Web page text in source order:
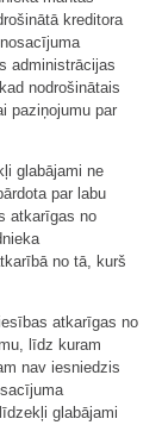
kreditora
administrācijas
nodrošinātais
paziņojumu par
glabājami ne
par labu
atkarīgas no
no tā, kurš
atkarīgas no
līdz kuram
nav iesniedzis
glabājami